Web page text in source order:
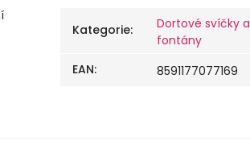
Kategorie:
Dortové svíčky a
fontány
EAN: 8591177077169